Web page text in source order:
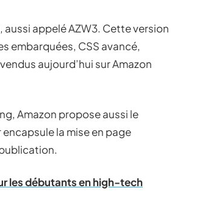
, aussi appelé AZW3. Cette version
embarquées, CSS avancé,
aujourd’hui sur Amazon
Amazon propose aussi le
la mise en page
les débutants en high-tech